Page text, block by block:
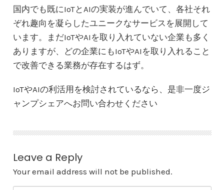
国内でも既にIoTとAIの実装が進んでいて、各社それ
ぞれ趣向を凝らしたユニークなサービスを展開して
います。まだIoTやAIを取り入れていない企業も多く
ありますが、どの企業にもIoTやAIを取り入れること
で改善できる業務が存在するはず。
IoTやAIの利活用を検討されているなら、是非一度ジ
ャンプシェアへお問い合わせください
Leave a Reply
Your email address will not be published.